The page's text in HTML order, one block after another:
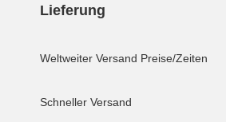
Lieferung
Weltweiter Versand Preise/Zeiten
Schneller Versand